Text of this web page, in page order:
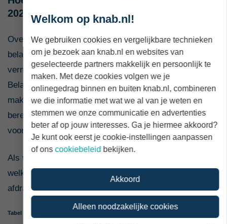
Welkom op knab.nl!
We gebruiken cookies en vergelijkbare technieken
om je bezoek aan knab.nl en websites van
geselecteerde partners makkelijk en persoonlijk te
maken. Met deze cookies volgen we je
onlinegedrag binnen en buiten knab.nl, combineren
we die informatie met wat we al van je weten en
stemmen we onze communicatie en advertenties
beter af op jouw interesses. Ga je hiermee akkoord?
Je kunt ook eerst je cookie-instellingen aanpassen
of onscookiebeleid bekijken.
Akkoord
Alleen noodzakelijke cookies
2020?
Over het fictief rendement betaal je vervolgens een
belastingtarief van 30%. Dit is dus niet 30% over je
vermogen, maar over het rendement dat je (volgens de
Belastingdienst) hebt behaald. Om het jou iets
makkelijker te maken, hebben we deze ingewikkelde
berekeningen van percentages over percentages alvast
voor je gemaakt.
Als we Tabel 1 er nog een keer bijpakken, zie je meteen
welk percentage van je vermogen je in 2020 moet
afdragen aan de Belastingdienst.
Tabel 1. Tarieven vermogensbelasting 2020